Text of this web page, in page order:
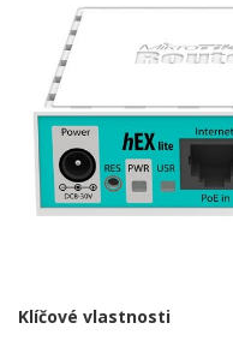
Klíčové vlastnosti